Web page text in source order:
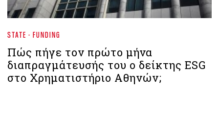
STATE - FUNDING
Πώς πήγε τον πρώτο μήνα
διαπραγμάτευσής του ο δείκτης ESG
στο Χρηματιστήριο Αθηνών;